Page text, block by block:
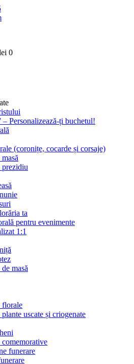
0
– Personalizează-ți buchetul!
(coronițe, cocarde și corsaje)
prezidiu
ta
pentru evenimente
1:1
masă
florale
uscate și criogenate
funerare